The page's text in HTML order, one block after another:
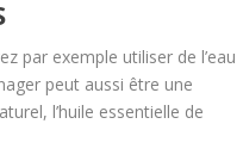
par exemple utiliser de l’eau
peut aussi être une
l’huile essentielle de